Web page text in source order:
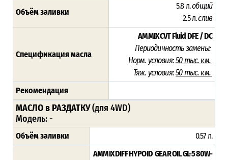
Объём заливки
5.8 л.общий
2.5 л.слив
Спецификация масла
AMMIX CVT Fluid DFE / DC
Периодичность замены:
Норм. условия:50 тыс. км.
Тяж. условия:50 тыс. км.
Рекомендация
МАСЛО в РАЗДАТКУ(для 4WD)
Модель: -
Объём заливки 0.57 л.
AMMIX DIFF HYPOID GEAR OIL GL-5 80W-